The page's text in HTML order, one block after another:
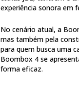
experiência sonora em
No cenário atual, a
mas também pela
para quem busca uma
Boombox 4 se
forma eficaz.